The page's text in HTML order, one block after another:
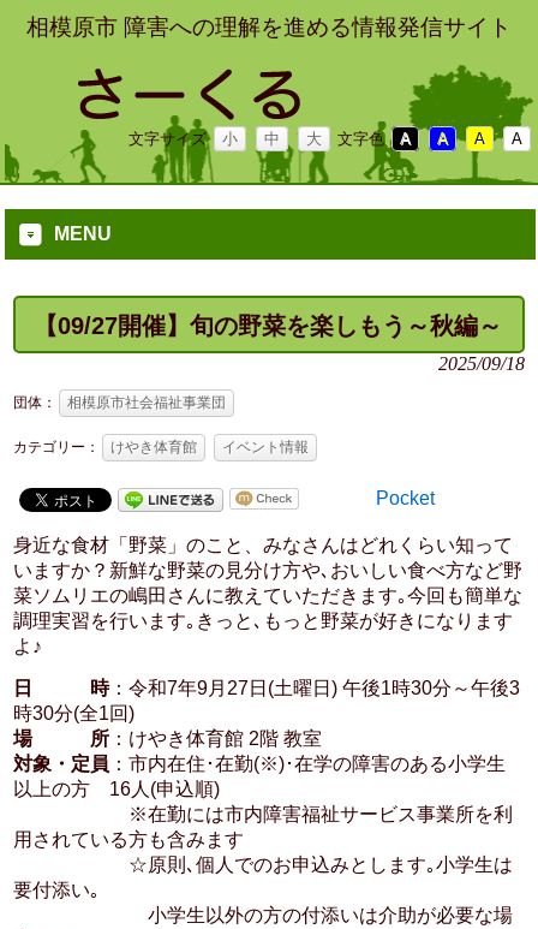
相模原市 障害への理解を進める情報発信サイト
文字サイズ 小 中 大 文字色 A A A A
MENU
【09/27開催】旬の野菜を楽しもう～秋編～
2025/09/18
団体： 相模原市社会福祉事業団
カテゴリー： けやき体育館 イベント情報
Pocket
身近な食材「野菜」のこと、みなさんはどれくらい知って
いますか？新鮮な野菜の見分け方や､おいしい食べ方など野
菜ソムリエの嶋田さんに教えていただきます｡今回も簡単な
調理実習を行います｡きっと､もっと野菜が好きになります
よ♪
日 時：令和7年9月27日(土曜日) 午後1時30分～午後3
時30分(全1回)
場 所 ：けやき体育館 2階 教室
対象・定員 ：市内在住･在勤(※)･在学の障害のある小学生
以上の方 16人(申込順)
※在勤には市内障害福祉サービス事業所を利
用されている方も含みます
☆原則､個人でのお申込みとします｡小学生は
要付添い｡
小学生以外の方の付添いは介助が必要な場